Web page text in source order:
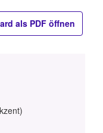
als PDF öffnen